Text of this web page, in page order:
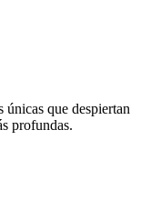
únicas que despiertan
profundas.